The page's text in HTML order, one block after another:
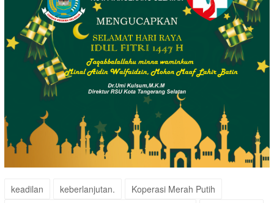
keadilan keberlanjutan.
Koperasi Merah Putih